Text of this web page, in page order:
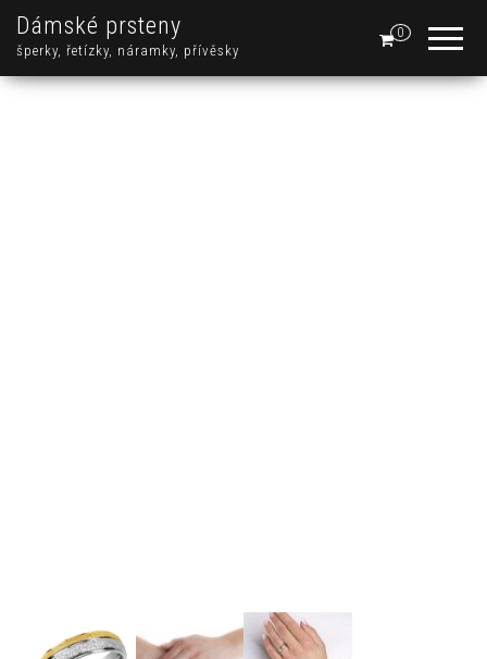
Dámské prsteny
šperky, řetízky, náramky, přívěsky
0